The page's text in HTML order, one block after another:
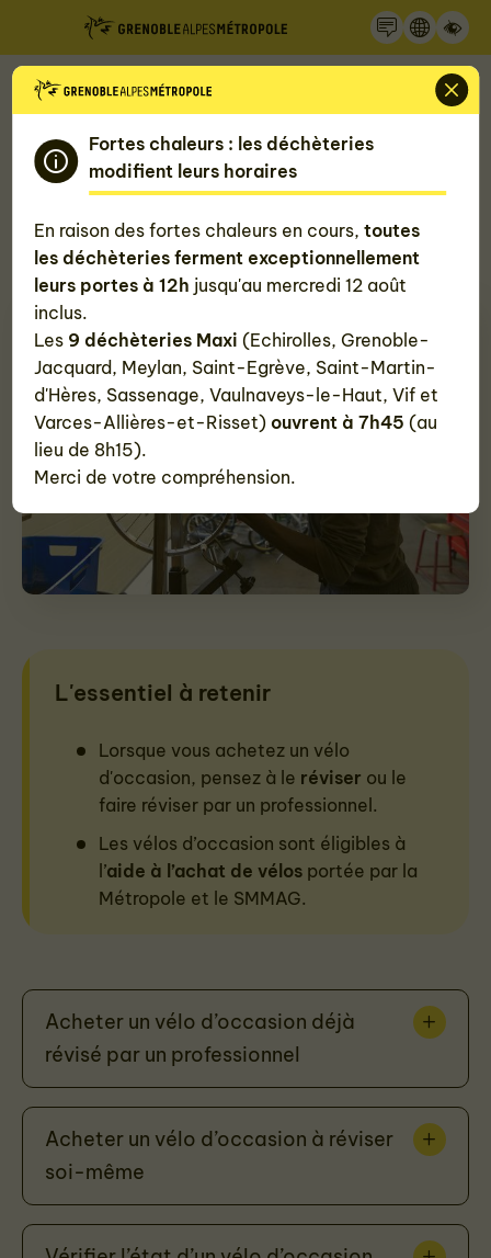
Panneau de gestion des cookies
Fortes chaleurs : les déchèteries
modifient leurs horaires
En raison des fortes chaleurs en cours,toutes
les déchèteries ferment exceptionnellement
leurs portes à 12h jusqu'au mercredi 12 août
inclus.
Les 9 déchèteries Maxi (Echirolles, Grenoble-
Jacquard, Meylan, Saint-Egrève, Saint-Martin-
d'Hères, Sassenage, Vaulnaveys-le-Haut, Vif et
Varces-Allières-et-Risset) ouvrent à 7h45(au
lieu de 8h15).
Merci de votre compréhension.
Accueil
Mon quotidien, ma Métropole
Me déplacer
Trouver un vélo d'occasion
Achetez un vélo d'occasion, à réviser soi-même ou
à faire réviser par un professionnel.
L'essentiel à retenir
Lorsque vous achetez un vélo
d'occasion, pensez à le réviser ou le
faire réviser par un professionnel.
Les vélos d’occasion sont éligibles à
l’aide à l’achat de vélos portée par la
Métropole et le SMMAG.
Acheter un vélo d’occasion déjà
révisé par un professionnel
Acheter un vélo d’occasion à réviser
soi-même